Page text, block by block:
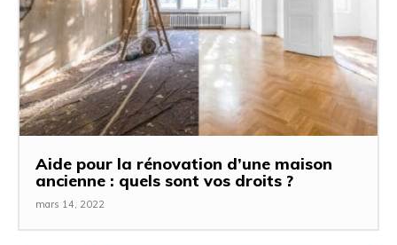
Aide pour la rénovation d’une maison
ancienne : quels sont vos droits ?
mars 14, 2022